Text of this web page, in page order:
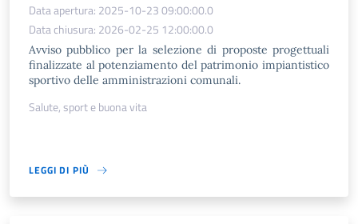
Data apertura: 2025-10-23 09:00:00.0
Data chiusura: 2026-02-25 12:00:00.0
Avviso pubblico per la selezione di proposte progettuali
finalizzate al potenziamento del patrimonio impiantistico
sportivo delle amministrazioni comunali.
Salute, sport e buona vita
LEGGI DI PIÙ